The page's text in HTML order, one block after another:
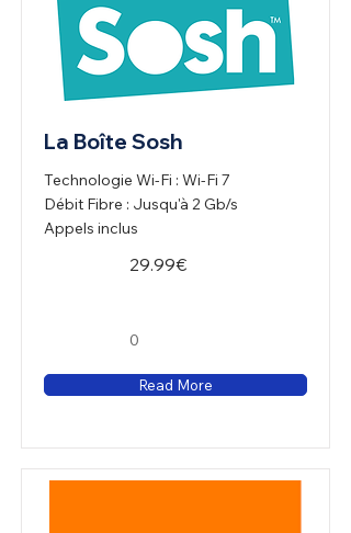
La Boîte Sosh
Technologie Wi-Fi : Wi-Fi 7
Débit Fibre : Jusqu'à 2 Gb/s
Appels inclus
29.99€
0
Read More